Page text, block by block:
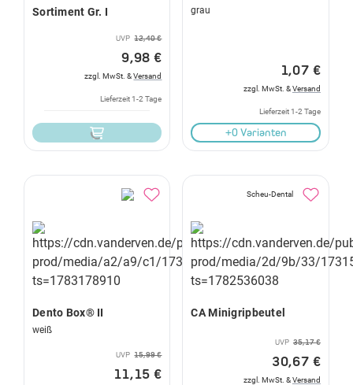
Sortiment Gr. I
UVP 12,40 €
9,98 €
zzgl. MwSt. &Versand
Lieferzeit 1-2 Tage
grau
1,07 €
zzgl. MwSt. &Versand
Lieferzeit 1-2 Tage
+0 Varianten
Dento Box® II
weiß
UVP 15,99 €
11,15 €
Scheu-Dental
CA Minigripbeutel
UVP 35,17 €
30,67 €
zzgl. MwSt. &Versand